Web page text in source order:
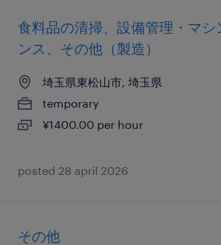
食料品の清掃、設備管理・マシ
ンス、その他（製造）
埼玉県東松山市, 埼玉県
temporary
¥1400.00 per hour
posted 28 april 2026
その他